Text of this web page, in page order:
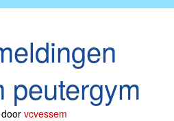
peutergym
door vcvessem